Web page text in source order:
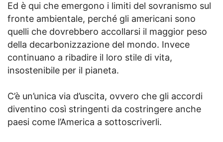
Ed è qui che emergono i limiti del sovranismo sul
fronte ambientale, perché gli americani sono
quelli che dovrebbero accollarsi il maggior peso
della decarbonizzazione del mondo. Invece
continuano a ribadire il loro stile di vita,
insostenibile per il pianeta.
C’è un’unica via d’uscita, ovvero che gli accordi
diventino così stringenti da costringere anche
paesi come l’America a sottoscriverli.